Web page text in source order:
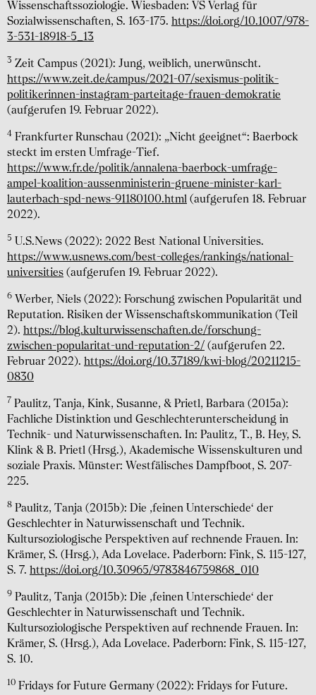
Wissenschaftssoziologie. Wiesbaden: VS Verlag für
Sozialwissenschaften, S. 163-175. https://doi.org/10.1007/978-
3-531-18918-5_13
3 Zeit Campus (2021): Jung, weiblich, unerwünscht.
https://www.zeit.de/campus/2021-07/sexismus-politik-
politikerinnen-instagram-parteitage-frauen-demokratie
(aufgerufen 19. Februar 2022).
4 Frankfurter Runschau (2021): „Nicht geeignet“: Baerbock
steckt im ersten Umfrage-Tief.
https://www.fr.de/politik/annalena-baerbock-umfrage-
ampel-koalition-aussenministerin-gruene-minister-karl-
lauterbach-spd-news-91180100.html (aufgerufen 18. Februar
2022).
5 U.S.News (2022): 2022 Best National Universities.
https://www.usnews.com/best-colleges/rankings/national-
universities (aufgerufen 19. Februar 2022).
6 Werber, Niels (2022): Forschung zwischen Popularität und
Reputation. Risiken der Wissenschaftskommunikation (Teil
2). https://blog.kulturwissenschaften.de/forschung-
zwischen-popularitat-und-reputation-2/ (aufgerufen 22.
Februar 2022). https://doi.org/10.37189/kwi-blog/20211215-
0830
7 Paulitz, Tanja, Kink, Susanne, & Prietl, Barbara (2015a):
Fachliche Distinktion und Geschlechterunterscheidung in
Technik- und Naturwissenschaften. In: Paulitz, T., B. Hey, S.
Klink & B. Prietl (Hrsg.), Akademische Wissenskulturen und
soziale Praxis. Münster: Westfälisches Dampfboot, S. 207-
225.
8 Paulitz, Tanja (2015b): Die ‚feinen Unterschiede‘ der
Geschlechter in Naturwissenschaft und Technik.
Kultursoziologische Perspektiven auf rechnende Frauen. In:
Krämer, S. (Hrsg.), Ada Lovelace. Paderborn: Fink, S. 115-127,
S. 7. https://doi.org/10.30965/9783846759868_010
9 Paulitz, Tanja (2015b): Die ‚feinen Unterschiede‘ der
Geschlechter in Naturwissenschaft und Technik.
Kultursoziologische Perspektiven auf rechnende Frauen. In:
Krämer, S. (Hrsg.), Ada Lovelace. Paderborn: Fink, S. 115-127,
S. 10.
10 Fridays for Future Germany (2022): Fridays for Future.